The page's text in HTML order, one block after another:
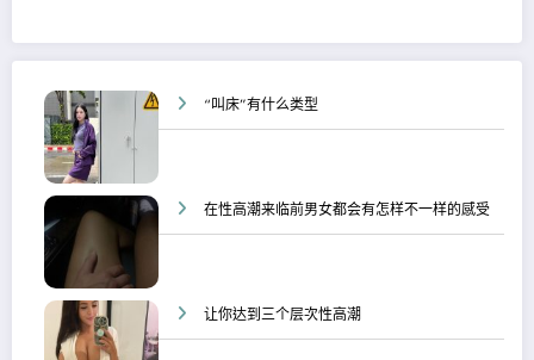
“叫床”有什么类型
在性高潮来临前男女都会有怎样不一样的感受
让你达到三个层次性高潮